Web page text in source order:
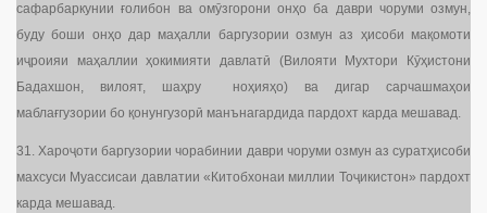
сафарбаркунии ғолибон ва омӯзгорони онҳо ба даври чоруми озмун,
буду боши онҳо дар маҳалли баргузории озмун аз ҳисоби мақомоти
иҷроияи маҳаллии ҳокимияти давлатӣ (Вилояти Мухтори Кӯҳистони
Бадахшон, вилоят, шаҳру ноҳияҳо) ва дигар сарчашмаҳои
маблағгузории бо қонунгузорӣ манънагардида пардохт карда мешавад.
31. Хароҷоти баргузории чорабинии даври чоруми озмун аз суратҳисоби
махсуси Муассисаи давлатии «Китобхонаи миллии Тоҷикистон» пардохт
карда мешавад.